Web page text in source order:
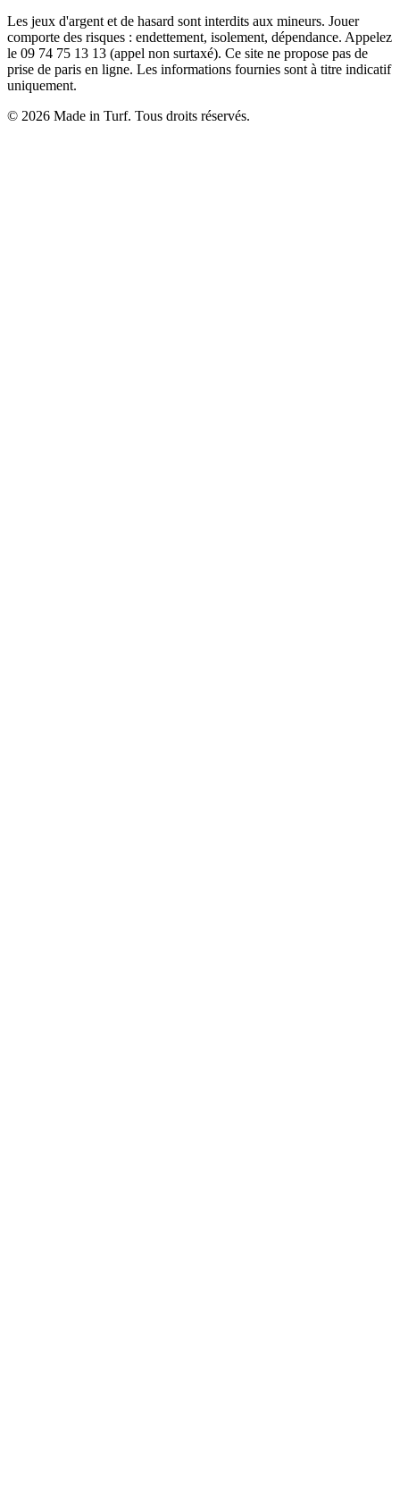
Les jeux d'argent et de hasard sont interdits aux mineurs. Jouer
comporte des risques : endettement, isolement, dépendance. Appelez
le 09 74 75 13 13 (appel non surtaxé). Ce site ne propose pas de
prise de paris en ligne. Les informations fournies sont à titre indicatif
uniquement.
© 2026 Made in Turf. Tous droits réservés.